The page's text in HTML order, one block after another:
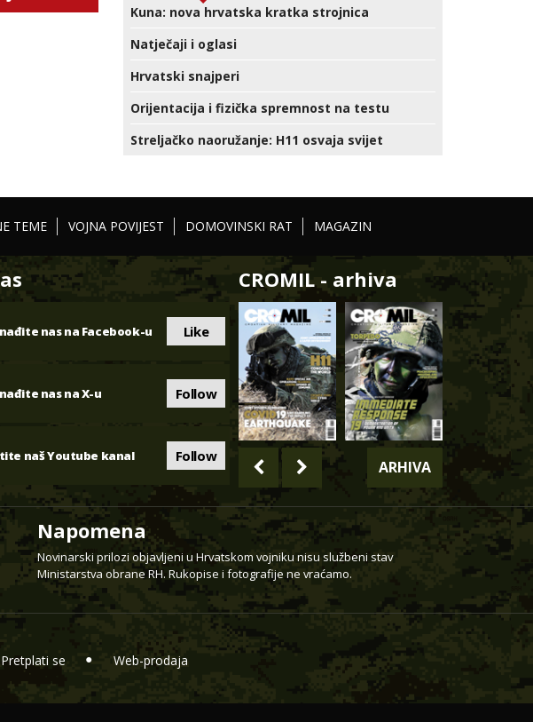
Kuna: nova hrvatska kratka strojnica
Natječaji i oglasi
Hrvatski snajperi
Orijentacija i fizička spremnost na testu
Streljačko naoružanje: H11 osvaja svijet
TEME VOJNA POVIJEST DOMOVINSKI RAT MAGAZIN
nas na Facebook-u Like
nas na X-u Follow
naš Youtube kanal Follow
CROMIL - arhiva
ARHIVA
Napomena
Novinarski prilozi objavljeni u Hrvatskom vojniku nisu službeni stav
Ministarstva obrane RH. Rukopise i fotografije ne vraćamo.
Pretplati se Web-prodaja